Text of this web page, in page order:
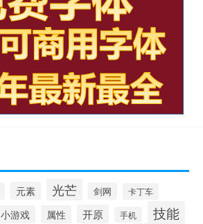
元素 光芒 剑网 卡丁车
小游戏 属性 开原 手机 技能